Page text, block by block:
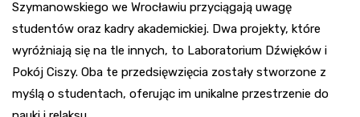
Szymanowskiego we Wrocławiu przyciągają uwagę
studentów oraz kadry akademickiej. Dwa projekty, które
wyróżniają się na tle innych, to Laboratorium Dźwięków i
Pokój Ciszy. Oba te przedsięwzięcia zostały stworzone z
myślą o studentach, oferując im unikalne przestrzenie do